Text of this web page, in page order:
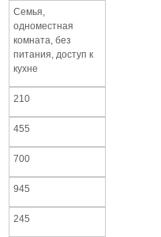
Семья,
одноместная
комната, без
питания, доступ к
кухне
210
455
700
945
245